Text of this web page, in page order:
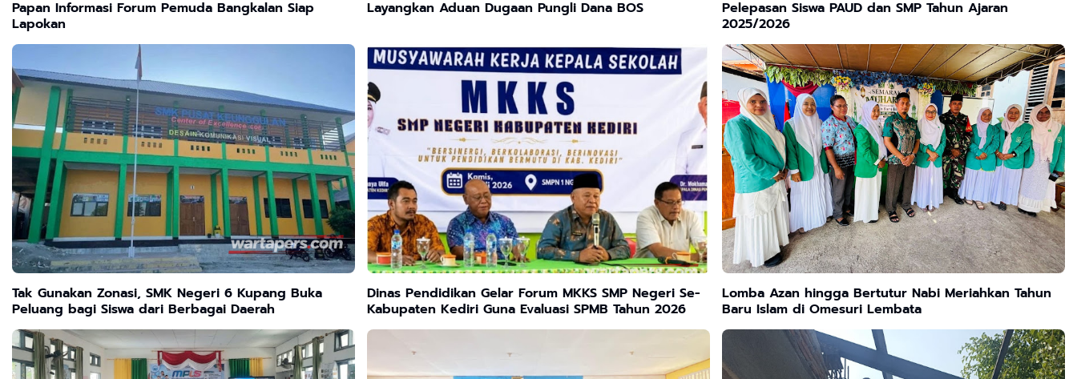
Papan Informasi Forum Pemuda Bangkalan Siap
Lapokan
Layangkan Aduan Dugaan Pungli Dana BOS
Pelepasan Siswa PAUD dan SMP Tahun Ajaran
2025/2026
Tak Gunakan Zonasi, SMK Negeri 6 Kupang Buka
Peluang bagi Siswa dari Berbagai Daerah
Dinas Pendidikan Gelar Forum MKKS SMP Negeri Se-
Kabupaten Kediri Guna Evaluasi SPMB Tahun 2026
Lomba Azan hingga Bertutur Nabi Meriahkan Tahun
Baru Islam di Omesuri Lembata